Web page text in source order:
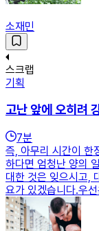
소재민
스크랩
기획
고난 앞에 오히려
7분
즉, 아무리 시간이 한
하다면 엄청난 양의
대한 것은 잊으시고,
요가 있겠습니다.우